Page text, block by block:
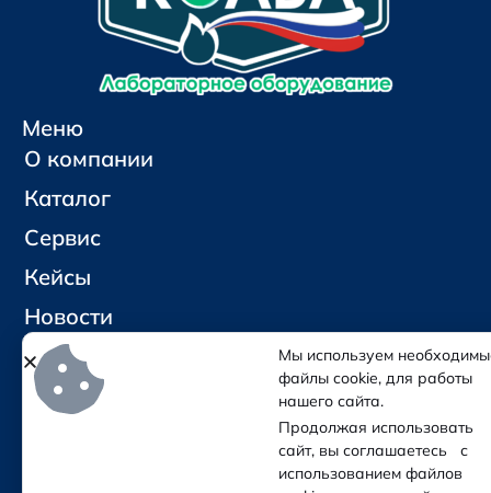
Меню
О компании
Каталог
Сервис
Кейсы
Новости
Контакты
Социальные сети и контакты
Мы используем
файлы cookie, для работы
нашего сайта.
Продолжая использовать
сайт, вы соглашаетесь с
использованием файлов